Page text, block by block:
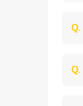
Q.
Q.